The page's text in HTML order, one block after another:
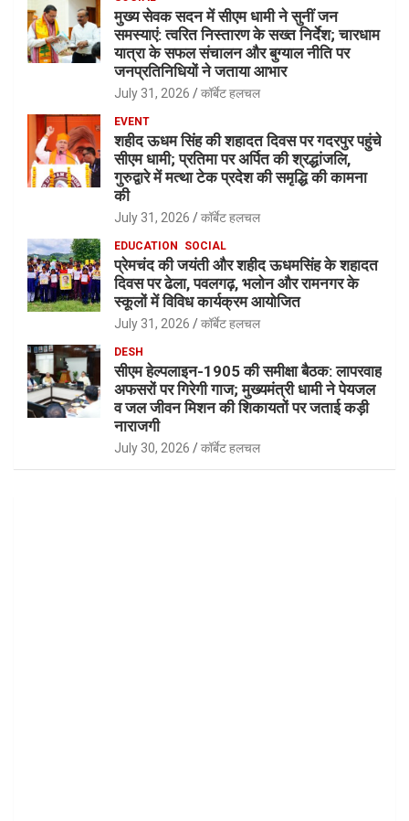
मुख्य सेवक सदन में सीएम धामी ने सुनीं जन
समस्याएं: त्वरित निस्तारण के सख्त निर्देश; चारधाम
यात्रा के सफल संचालन और बुग्याल नीति पर
जनप्रतिनिधियों ने जताया आभार
July 31, 2026 कॉर्बेट हलचल
EVENT
शहीद ऊधम सिंह की शहादत दिवस पर गदरपुर पहुंचे
सीएम धामी; प्रतिमा पर अर्पित की श्रद्धांजलि,
गुरुद्वारे में मत्था टेक प्रदेश की समृद्धि की कामना
की
July 31, 2026 कॉर्बेट हलचल
EDUCATION SOCIAL
प्रेमचंद की जयंती और शहीद ऊधमसिंह के शहादत
दिवस पर ढेला, पवलगढ़, भलोन और रामनगर के
स्कूलों में विविध कार्यक्रम आयोजित
July 31, 2026 कॉर्बेट हलचल
DESH
सीएम हेल्पलाइन-1905 की समीक्षा बैठक: लापरवाह
अफसरों पर गिरेगी गाज; मुख्यमंत्री धामी ने पेयजल
व जल जीवन मिशन की शिकायतों पर जताई कड़ी
नाराजगी
July 30, 2026 कॉर्बेट हलचल